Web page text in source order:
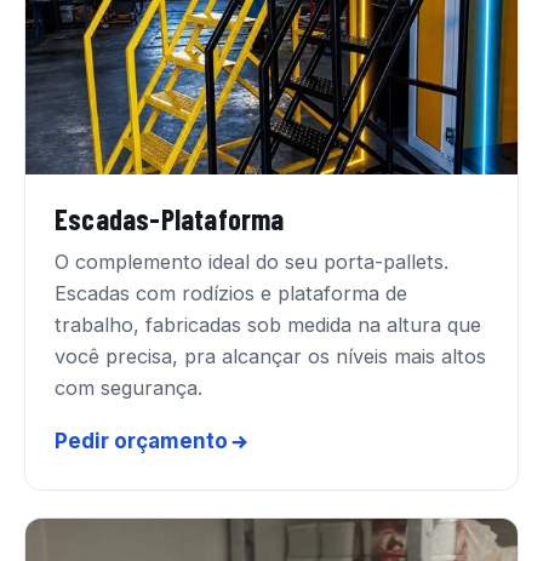
Escadas-Plataforma
O complemento ideal do seu porta-pallets.
Escadas com rodízios e plataforma de
trabalho, fabricadas sob medida na altura que
você precisa, pra alcançar os níveis mais altos
com segurança.
Pedir orçamento